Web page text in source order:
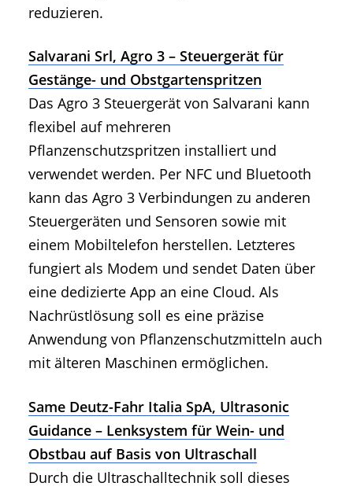
reduzieren.
Salvarani Srl, Agro 3 – Steuergerät für
Gestänge- und Obstgartenspritzen
Das Agro 3 Steuergerät von Salvarani kann
flexibel auf mehreren
Pflanzenschutzspritzen installiert und
verwendet werden. Per NFC und Bluetooth
kann das Agro 3 Verbindungen zu anderen
Steuergeräten und Sensoren sowie mit
einem Mobiltelefon herstellen. Letzteres
fungiert als Modem und sendet Daten über
eine dedizierte App an eine Cloud. Als
Nachrüstlösung soll es eine präzise
Anwendung von Pflanzenschutzmitteln auch
mit älteren Maschinen ermöglichen.
Same Deutz-Fahr Italia SpA, Ultrasonic
Guidance – Lenksystem für Wein- und
Obstbau auf Basis von Ultraschall
Durch die Ultraschalltechnik soll dieses